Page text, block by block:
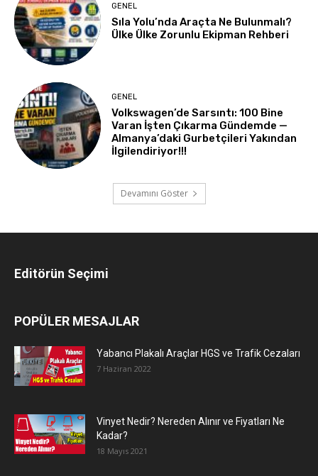
GENEL
Sıla Yolu’nda Araçta Ne Bulunmalı?
Ülke Ülke Zorunlu Ekipman Rehberi
GENEL
Volkswagen’de Sarsıntı: 100 Bine
Varan İşten Çıkarma Gündemde —
Almanya’daki Gurbetçileri Yakından
İlgilendiriyor!!!
Devamını Göster
Editörün Seçimi
POPÜLER MESAJLAR
Yabancı Plakalı Araçlar HGS ve Trafik Cezaları
7 Haziran 2022
Vinyet Nedir? Nereden Alınır ve Fiyatları Ne
Kadar?
18 Mayıs 2021